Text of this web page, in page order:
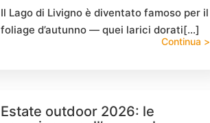
Il Lago di Livigno è diventato famoso per il
foliage d’autunno — quei larici dorati[…]
Continua >
Estate outdoor 2026: le